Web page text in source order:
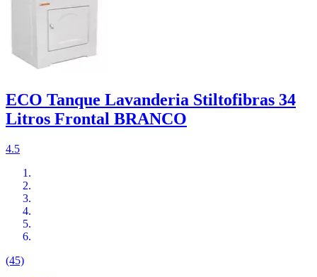
ECO Tanque Lavanderia Stiltofibras 34
Litros Frontal BRANCO
4.5
(45)